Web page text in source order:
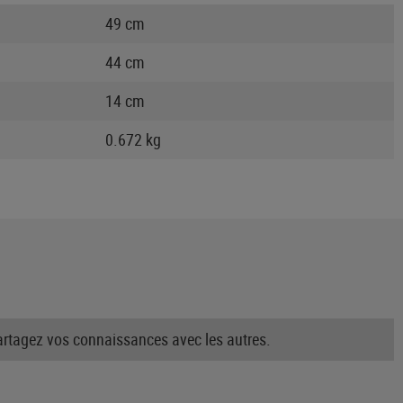
49 cm
44 cm
14 cm
0.672 kg
vos connaissances avec les autres.